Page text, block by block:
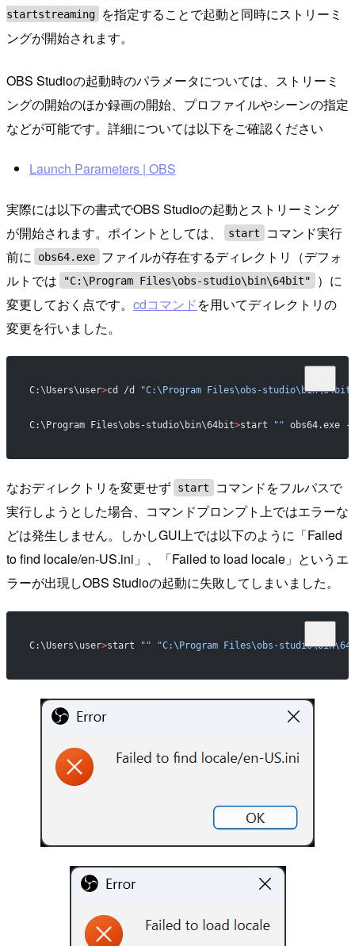
startstreaming
を指定することで起動と同時にストリーミ
ングが開始されます。
OBS Studioの起動時のパラメータについては、ストリーミ
ングの開始のほか録画の開始、プロファイルやシーンの指定
などが可能です。詳細については以下をご確認ください
Launch Parameters | OBS
実際には以下の書式でOBS Studioの起動とストリーミング
が開始されます。ポイントとしては、
start
コマンド実行
前に
obs64.exe ファイルが存在するディレクトリ（デフォ
ルトでは
"C:\Program Files\obs-studio\bin\64bit"
）に
変更しておく点です。 cdコマンドを用いてディレクトリの
変更を行いました。
C:\Users\user>cd /d "C:\Program Files\obs-
C:\Program Files\obs-studio\bin\64bit>start "" obs64.exe
なおディレクトリを変更せず start
コマンドをフルパスで
実行しようとした場合、コマンドプロンプト上ではエラーな
どは発生しません。しかしGUI上では以下のように「Failed
to find locale/en-US.ini」、「Failed to load locale」というエ
ラーが出現しOBS Studioの起動に失敗してしまいました。
C:\Users\user>start "" "C:\Program Files\obs-